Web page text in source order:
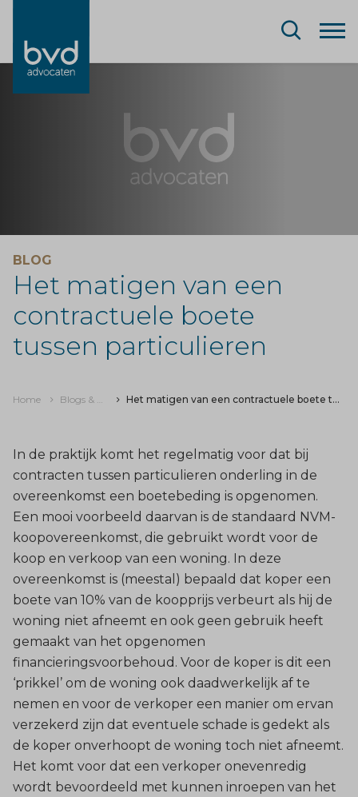
BLOG
Het matigen van een
contractuele boete
tussen particulieren
Home Het matigen van een contractuele boete tussen particulieren
In de praktijk komt het regelmatig voor dat bij
contracten tussen particulieren onderling in de
overeenkomst een boetebeding is opgenomen.
Een mooi voorbeeld daarvan is de standaard NVM-
koopovereenkomst, die gebruikt wordt voor de
koop en verkoop van een woning. In deze
overeenkomst is (meestal) bepaald dat koper een
boete van 10% van de koopprijs verbeurt als hij de
woning niet afneemt en ook geen gebruik heeft
gemaakt van het opgenomen
financieringsvoorbehoud. Voor de koper is dit een
‘prikkel’ om de woning ook daadwerkelijk af te
nemen en voor de verkoper een manier om ervan
verzekerd zijn dat eventuele schade is gedekt als
de koper onverhoopt de woning toch niet afneemt.
Het komt voor dat een verkoper onevenredig
wordt bevoordeeld met kunnen inroepen van het